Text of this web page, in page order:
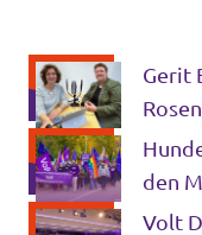
Transparenz
Datenschutz
Gerit
den
Volt